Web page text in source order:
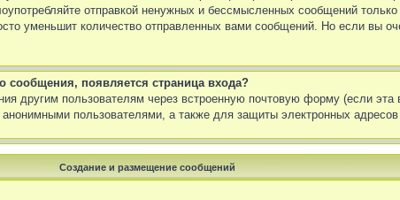
отправкой ненужных и бессмысленных сообщений
уменьшит количество отправленных вами сообщений. Но если вы
сообщения, появляется страница входа?
другим пользователям через встроенную почтовую форму (если
пользователями, а также для защиты электронных
Создание и размещение сообщений